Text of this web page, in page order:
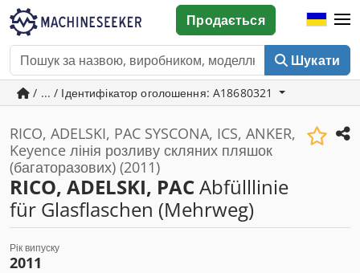
Шукати
Продається
/ ... / Ідентифікатор оголошення: A18680321
RICO, ADELSKI, PAC SYSCONA, ICS, ANKER,
Keyence лінія розливу скляних пляшок
(багаторазових) (2011)
RICO, ADELSKI, PACAbfülllinie
für Glasflaschen (Mehrweg)
Рік випуску
2011